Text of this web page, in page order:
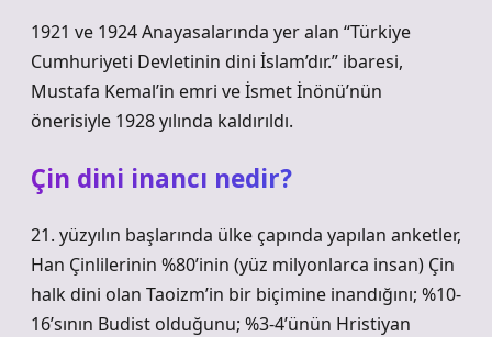
1921 ve 1924 Anayasalarında yer alan “Türkiye
Cumhuriyeti Devletinin dini İslam’dır.” ibaresi,
Mustafa Kemal’in emri ve İsmet İnönü’nün
önerisiyle 1928 yılında kaldırıldı.
Çin dini inancı nedir?
21. yüzyılın başlarında ülke çapında yapılan anketler,
Han Çinlilerinin %80’inin (yüz milyonlarca insan) Çin
halk dini olan Taoizm’in bir biçimine inandığını; %10-
16’sının Budist olduğunu; %3-4’ünün Hristiyan